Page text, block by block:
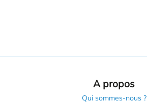
A propos
Qui sommes-nous ?